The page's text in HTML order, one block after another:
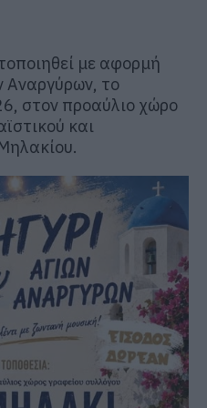
με αφορμή
Αναργύρων, το
στον προαύλιο χώρο
και